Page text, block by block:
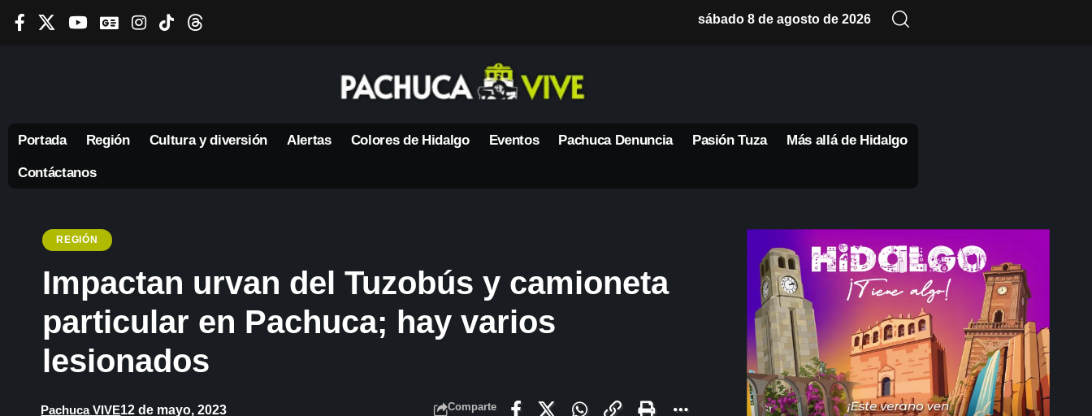
sábado 8 de agosto de 2026
Portada Región Cultura y diversión Alertas Colores de Hidalgo Eventos Pachuca Denuncia Pasión Tuza Más allá de Hidalgo
Contáctanos
REGIÓN
Impactan urvan del Tuzobús y camioneta
particular en Pachuca; hay varios
lesionados
Pachuca VIVE12 de mayo, 2023 Comparte